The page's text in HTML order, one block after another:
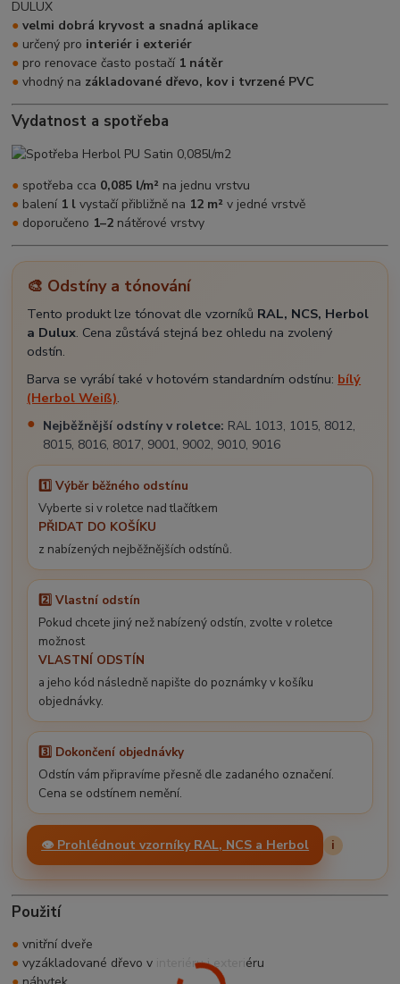
DULUX
●velmi dobrá kryvost a snadná aplikace
● určený pro interiér i exteriér
● pro renovace často postačí 1 nátěr
●vhodný na základované dřevo, kov i tvrzené PVC
Vydatnost a spotřeba
● spotřeba cca 0,085 l/m² na jednu vrstvu
● balení 1 l vystačí přibližně na 12 m² v jedné vrstvě
● doporučeno 1–2 nátěrové vrstvy
🎨 Odstíny a tónování
Tento produkt lze tónovat dle vzorníků RAL, NCS, Herbol
a Dulux. Cena zůstává stejná bez ohledu na zvolený
odstín.
Barva se vyrábí také v hotovém standardním odstínu: bílý
(Herbol Weiß).
Nejběžnější odstíny v roletce: RAL 1013, 1015, 8012,
8015, 8016, 8017, 9001, 9002, 9010, 9016
1️⃣ Výběr běžného odstínu
Vyberte si v roletce nad tlačítkem
PŘIDAT DO KOŠÍKU
z nabízených nejběžnějších odstínů.
2️⃣ Vlastní odstín
Pokud chcete jiný než nabízený odstín, zvolte v roletce
možnost
VLASTNÍ ODSTÍN
a jeho kód následně napište do poznámky v košíku
objednávky.
3️⃣ Dokončení objednávky
Odstín vám připravíme přesně dle zadaného označení.
Cena se odstínem nemění.
👁️ Prohlédnout vzorníky RAL, NCS a Herbol i
Použití
● vnitřní dveře
● vyzákladované dřevo v interiéru i exteriéru